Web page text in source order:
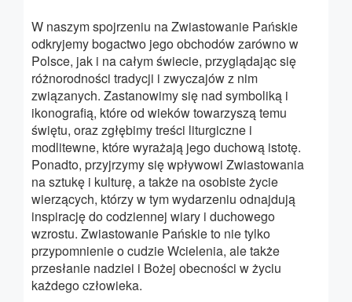
W naszym spojrzeniu na Zwiastowanie Pańskie
odkryjemy bogactwo jego obchodów zarówno w
Polsce, jak i na całym świecie, przyglądając się
różnorodności tradycji i zwyczajów z nim
związanych. Zastanowimy się nad symboliką i
ikonografią, które od wieków towarzyszą temu
świętu, oraz zgłębimy treści liturgiczne i
modlitewne, które wyrażają jego duchową istotę.
Ponadto, przyjrzymy się wpływowi Zwiastowania
na sztukę i kulturę, a także na osobiste życie
wierzących, którzy w tym wydarzeniu odnajdują
inspirację do codziennej wiary i duchowego
wzrostu. Zwiastowanie Pańskie to nie tylko
przypomnienie o cudzie Wcielenia, ale także
przesłanie nadziei i Bożej obecności w życiu
każdego człowieka.